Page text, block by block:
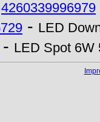
4260339996979
- LED
- LED Spot 6W